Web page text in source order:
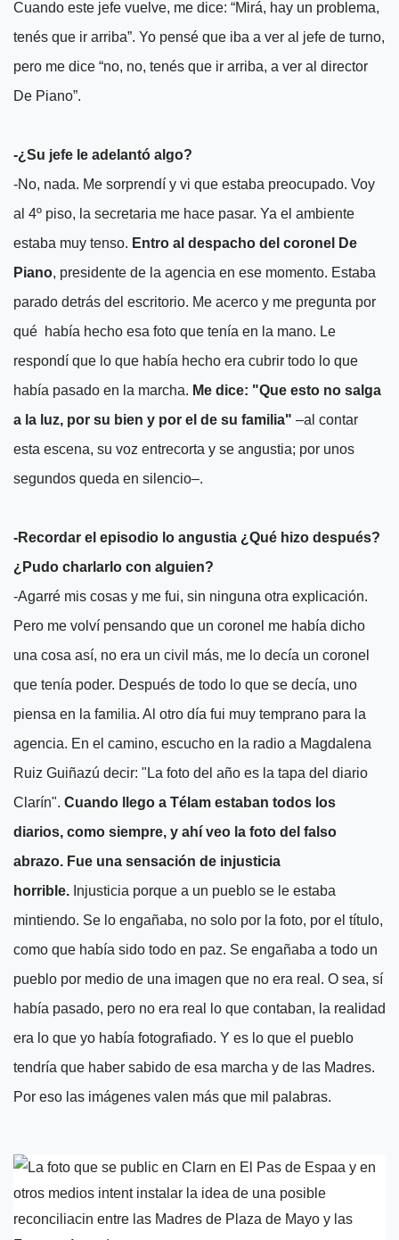
Cuando este jefe vuelve, me dice: “Mirá, hay un problema,
tenés que ir arriba”. Yo pensé que iba a ver al jefe de turno,
pero me dice “no, no, tenés que ir arriba, a ver al director
De Piano”.
-¿Su jefe le adelantó algo?
-No, nada. Me sorprendí y vi que estaba preocupado. Voy
al 4º piso, la secretaria me hace pasar. Ya el ambiente
estaba muy tenso. Entro al despacho del coronel De
Piano, presidente de la agencia en ese momento. Estaba
parado detrás del escritorio. Me acerco y me pregunta por
qué había hecho esa foto que tenía en la mano. Le
respondí que lo que había hecho era cubrir todo lo que
había pasado en la marcha. Me dice: "Que esto no salga
a la luz, por su bien y por el de su familia" –al contar
esta escena, su voz entrecorta y se angustia; por unos
segundos queda en silencio–.
-Recordar el episodio lo angustia ¿Qué hizo después?
¿Pudo charlarlo con alguien?
-Agarré mis cosas y me fui, sin ninguna otra explicación.
Pero me volví pensando que un coronel me había dicho
una cosa así, no era un civil más, me lo decía un coronel
que tenía poder. Después de todo lo que se decía, uno
piensa en la familia. Al otro día fui muy temprano para la
agencia. En el camino, escucho en la radio a Magdalena
Ruiz Guiñazú decir: "La foto del año es la tapa del diario
Clarín". Cuando llego a Télam estaban todos los
diarios, como siempre, y ahí veo la foto del falso
abrazo. Fue una sensación de injusticia
horrible. Injusticia porque a un pueblo se le estaba
mintiendo. Se lo engañaba, no solo por la foto, por el título,
como que había sido todo en paz. Se engañaba a todo un
pueblo por medio de una imagen que no era real. O sea, sí
había pasado, pero no era real lo que contaban, la realidad
era lo que yo había fotografiado. Y es lo que el pueblo
tendría que haber sabido de esa marcha y de las Madres.
Por eso las imágenes valen más que mil palabras.